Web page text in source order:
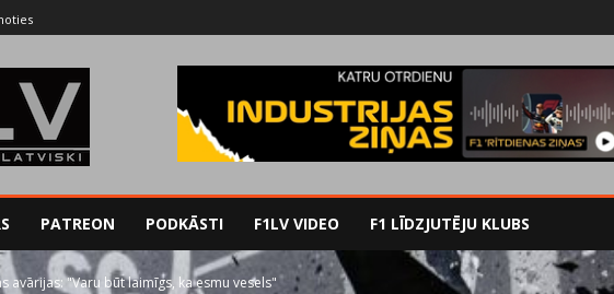
PATREON PODKĀSTI F1LV VIDEO F1 LĪDZJUTĒJU KLUBS
avārijas: "Varu būt laimīgs, ka esmu vesels"